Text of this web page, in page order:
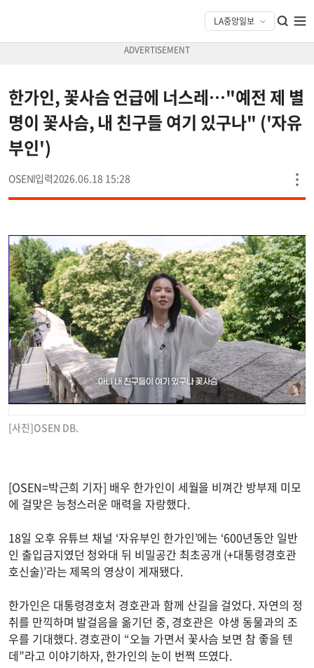
한가인, 꽃사슴 언급에 너스레…"예전 제 별
명이 꽃사슴, 내 친구들 여기 있구나" ('자유
부인')
OSEN 2026.06.18 15:28
[사진]OSEN DB.
[OSEN=박근희 기자] 배우 한가인이 세월을 비껴간 방부제 미모
에 걸맞은 능청스러운 매력을 자랑했다.
18일 오후 유튜브 채널 ‘자유부인 한가인’에는 ‘600년동안 일반
인 출입금지였던 청와대 뒤 비밀공간 최초공개 (+대통령경호관
호신술)’라는 제목의 영상이 게재됐다.
한가인은 대통령경호처 경호관과 함께 산길을 걸었다. 자연의 정
취를 만끽하며 발걸음을 옮기던 중, 경호관은 야생 동물과의 조
우를 기대했다. 경호관이 “오늘 가면서 꽃사슴 보면 참 좋을 텐
데”라고 이야기하자, 한가인의 눈이 번쩍 뜨였다.